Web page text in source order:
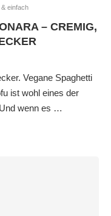
einfach
– CREMIG,
Vegane Spaghetti
ist wohl eines der
wenn es …